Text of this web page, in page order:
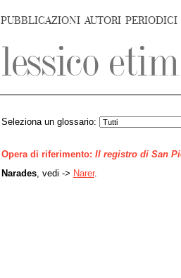
PUBBLICAZIONI AUTORI PERIODICI
Seleziona un glossario:
Opera di riferimento: Il registro di San
Narades , vedi -> Narer.